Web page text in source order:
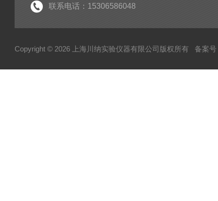
联系电话：15306586048
Copyright © 2026 上海川纳实验仪器有限公司版权所有 备案号